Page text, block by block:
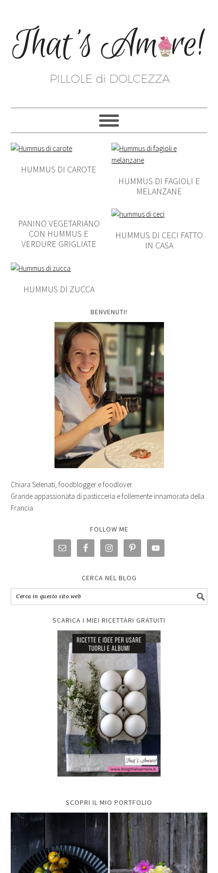
HUMMUS DI CAROTE
HUMMUS DI FAGIOLI E
MELANZANE
PANINO VEGETARIANO
CON HUMMUS E
VERDURE GRIGLIATE
HUMMUS DI CECI FATTO
IN CASA
HUMMUS DI ZUCCA
BENVENUTI!
Chiara Selenati, foodblogger e foodlover.
Grande appassionata di pasticceria e follemente innamorata della
Francia.
FOLLOW ME
CERCA NEL BLOG
SCARICA I MIEI RICETTARI GRATUITI
SCOPRI IL MIO PORTFOLIO